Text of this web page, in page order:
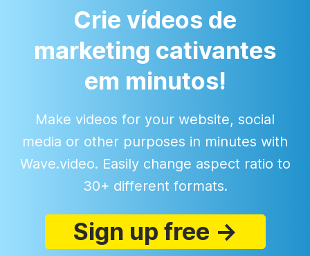
Crie vídeos de
marketing cativantes
em minutos!
Make videos for your website, social
media or other purposes in minutes with
Wave.video. Easily change aspect ratio to
30+ different formats.
Sign up free →